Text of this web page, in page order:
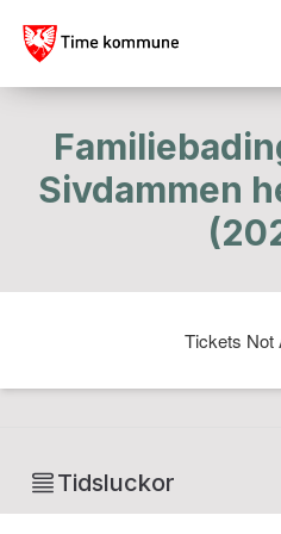
Sivdammen
Tickets Not
Tidsluckor